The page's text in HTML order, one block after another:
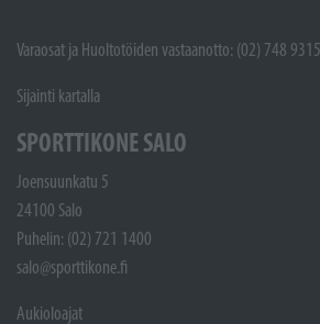
Varaosat ja Huoltotöiden vastaanotto: (02) 748 9315
Sijainti kartalla
SPORTTIKONE SALO
Joensuunkatu 5
24100 Salo
Puhelin: (02) 721 1400
salo@sporttikone.fi
Aukioloajat